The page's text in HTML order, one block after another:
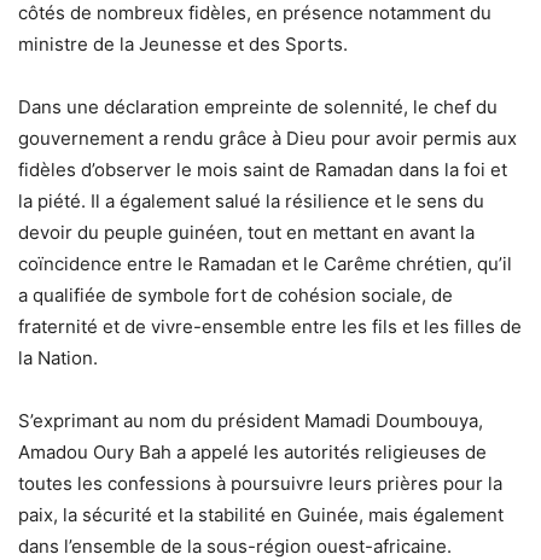
côtés de nombreux fidèles, en présence notamment du
ministre de la Jeunesse et des Sports.
Dans une déclaration empreinte de solennité, le chef du
gouvernement a rendu grâce à Dieu pour avoir permis aux
fidèles d’observer le mois saint de Ramadan dans la foi et
la piété. Il a également salué la résilience et le sens du
devoir du peuple guinéen, tout en mettant en avant la
coïncidence entre le Ramadan et le Carême chrétien, qu’il
a qualifiée de symbole fort de cohésion sociale, de
fraternité et de vivre-ensemble entre les fils et les filles de
la Nation.
S’exprimant au nom du président Mamadi Doumbouya,
Amadou Oury Bah a appelé les autorités religieuses de
toutes les confessions à poursuivre leurs prières pour la
paix, la sécurité et la stabilité en Guinée, mais également
dans l’ensemble de la sous-région ouest-africaine.